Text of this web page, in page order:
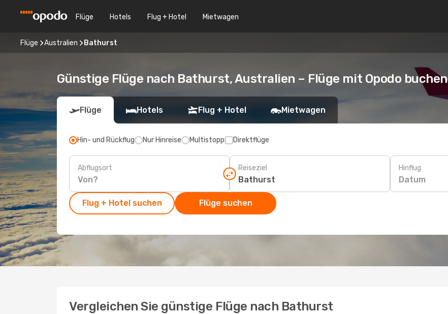
Flüge Hotels Flug + Hotel Mietwagen
Flüge Australien Bathurst
Günstige Flüge nach Bathurst, Australien – Flüge mit Opodo buchen
Flüge Hotels Flug + Hotel Mietwagen
Hin- und Rückflug Nur Hinreise Multistopp Direktflüge
Abflugsort Reiseziel Hinflug
Datum
Flug + Hotel suchen Flüge suchen
Vergleichen Sie günstige Flüge nach Bathurst